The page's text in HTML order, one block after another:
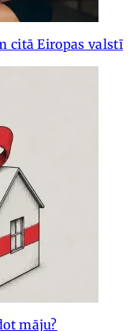
citā Eiropas valstī
māju?